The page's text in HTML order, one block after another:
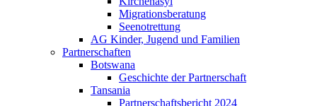
Migrationsberatung
Seenotrettung
AG Kinder, Jugend und Familien
Partnerschaften
Botswana
Geschichte der Partnerschaft
Tansania
Partnerschaftsbericht 2024